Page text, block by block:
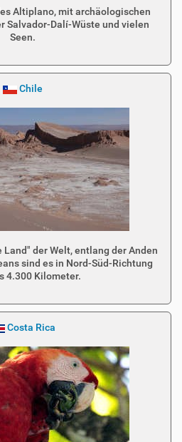
Altiplano, mit archäologischen
Salvador-Dalí-Wüste und vielen
Seen.
Chile
der Welt, entlang der Anden
sind es in Nord-Süd-Richtung
4.300 Kilometer.
Costa Rica